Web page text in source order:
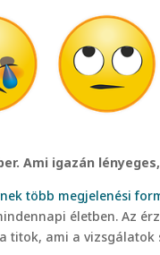
Ami igazán
több megjelenési
életben. Az
titok, ami a